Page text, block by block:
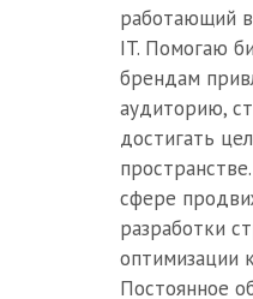
работающий
IT. Помогаю
брендам
аудиторию,
достигать
сфере
разработки
оптимизации
Постоянное